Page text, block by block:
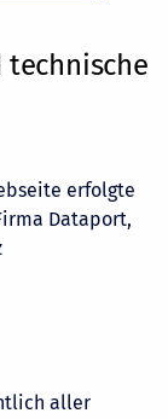
technische
erfolgte
Dataport,
aller